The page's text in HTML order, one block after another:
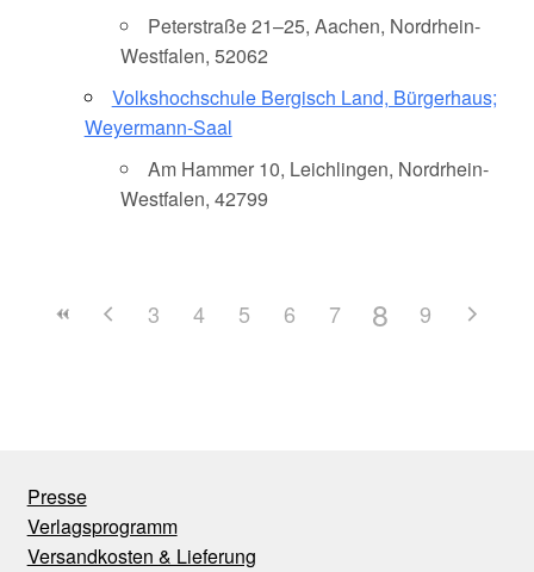
Peterstraße 21–25, Aachen, Nordrhein-
Westfalen, 52062
Volkshochschule Bergisch Land, Bürgerhaus;
Weyermann-Saal
Am Hammer 10, Leichlingen, Nordrhein-
Westfalen, 42799
3 4 5 6 7 8 9
Presse
Verlagsprogramm
Versandkosten & Lieferung